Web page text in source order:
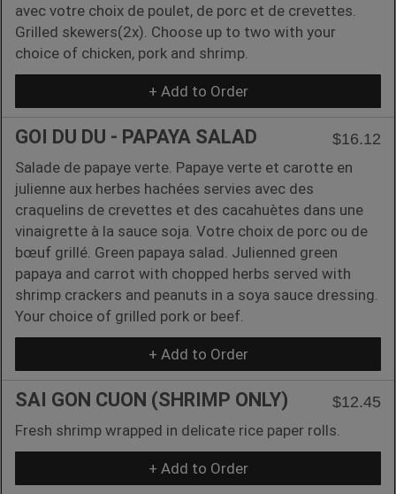
avec votre choix de poulet, de porc et de crevettes.
Grilled skewers(2x). Choose up to two with your
choice of chicken, pork and shrimp.
+ Add to Order
GOI DU DU - PAPAYA SALAD
$16.12
Salade de papaye verte. Papaye verte et carotte en
julienne aux herbes hachées servies avec des
craquelins de crevettes et des cacahuètes dans une
vinaigrette à la sauce soja. Votre choix de porc ou de
bœuf grillé. Green papaya salad. Julienned green
papaya and carrot with chopped herbs served with
shrimp crackers and peanuts in a soya sauce dressing.
Your choice of grilled pork or beef.
+ Add to Order
SAI GON CUON (SHRIMP ONLY)
$12.45
Fresh shrimp wrapped in delicate rice paper rolls.
+ Add to Order